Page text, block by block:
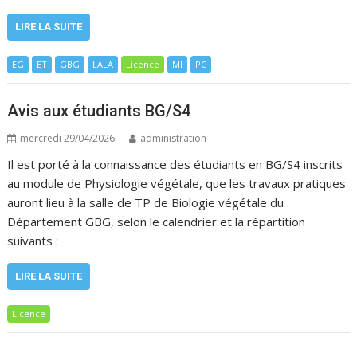
LIRE LA SUITE
EG ET GBG LALA Licence MI PC
Avis aux étudiants BG/S4
mercredi 29/04/2026 administration
Il est porté à la connaissance des étudiants en BG/S4 inscrits
au module de Physiologie végétale, que les travaux pratiques
auront lieu à la salle de TP de Biologie végétale du
Département GBG, selon le calendrier et la répartition
suivants :
LIRE LA SUITE
Licence